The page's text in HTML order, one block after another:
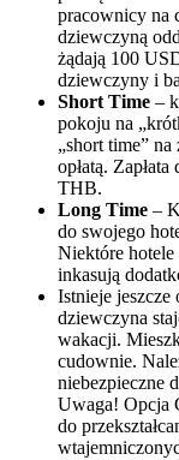
pracownicy na
dziewczyną
żądają 100
dziewczyny i
Short Time –
pokoju na
„short time”
opłatą.
THB.
Long Time –
do swojego
Niektóre hotele
inkasują
Istnieje jeszcze
dziewczyna
wakacji.
cudownie.
niebezpieczne
Uwaga! Opcja
do